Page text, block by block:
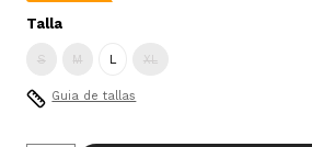
Talla
S M L XL
Guia de tallas